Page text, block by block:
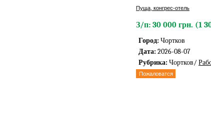
Пуща, конгреc-отель
З/п: 30 000 грн. (1
Город: Чортков
Дата: 2026-08-07
Рубрика: Чортков/
Пожаловатся